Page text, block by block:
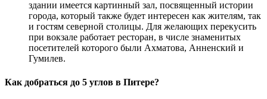
здании имеется картинный зал, посвященный истории
города, который также будет интересен как жителям, так
и гостям северной столицы. Для желающих перекусить
при вокзале работает ресторан, в числе знаменитых
посетителей которого были Ахматова, Анненский и
Гумилев.
Как добраться до 5 углов в Питере?